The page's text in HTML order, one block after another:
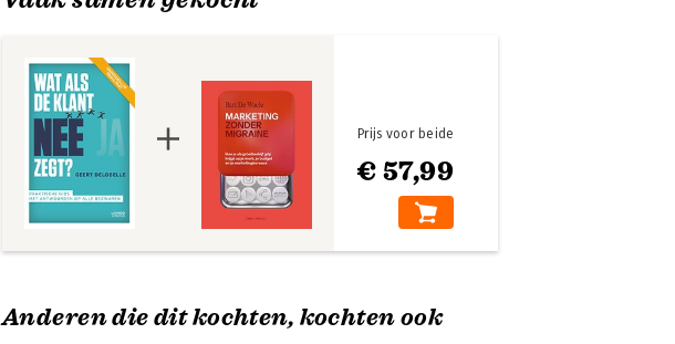
€ 57,99
Prijs voor beide
Anderen die dit kochten, kochten ook